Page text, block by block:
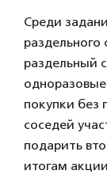
Среди
раздельного
раздельный
покупки без
соседей
подарить
итогам